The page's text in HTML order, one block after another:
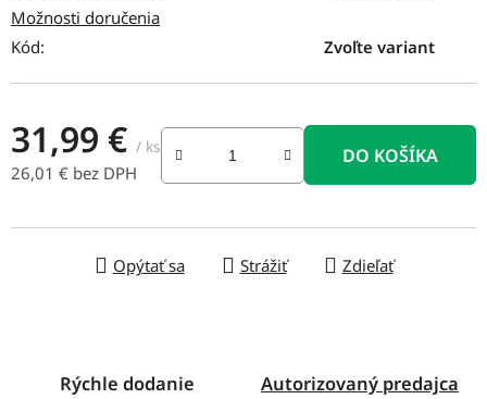
Možnosti doručenia
Kód:
Zvoľte variant
31,99 € / ks
26,01 € bez DPH
DO KOŠÍKA
Opýtať sa Strážiť Zdieľať
Rýchle dodanie Autorizovaný predajca